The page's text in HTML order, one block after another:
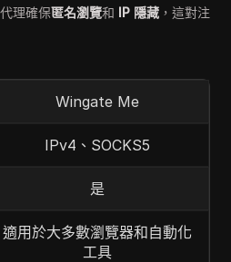
理確保匿名瀏覽和 IP 隱藏 ，這對注
Wingate Me
IPv4、SOCKS5
是
適用於大多數瀏覽器和自動化
工具